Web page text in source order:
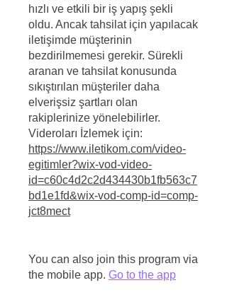
hızlı ve etkili bir iş yapış şekli
oldu. Ancak tahsilat için yapılacak
iletişimde müşterinin
bezdirilmemesi gerekir. Sürekli
aranan ve tahsilat konusunda
sıkıştırılan müşteriler daha
elverişsiz şartları olan
rakiplerinize yönelebilirler.
Videroları İzlemek için:
https://www.iletikom.com/video-
egitimler?wix-vod-video-
id=c60c4d2c2d434430b1fb563c7
bd1e1fd&wix-vod-comp-id=comp-
jct8mect
You can also join this program via
the mobile app. Go to the app